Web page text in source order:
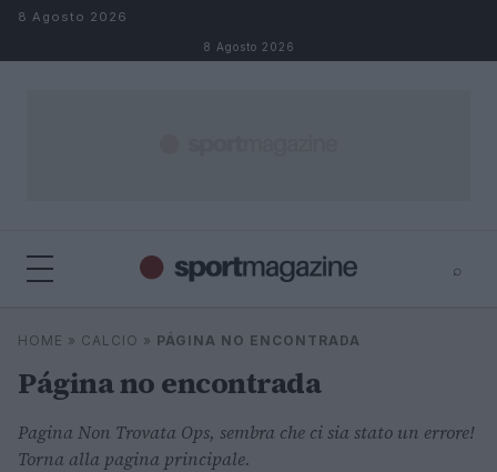
Salta al contenuto
8 Agosto 2026
8 Agosto 2026
⌕
Cerca
HOME » CALCIO » PÁGINA NO ENCONTRADA
Página no encontrada
Pagina Non Trovata Ops, sembra che ci sia stato un errore!
Torna alla pagina principale.